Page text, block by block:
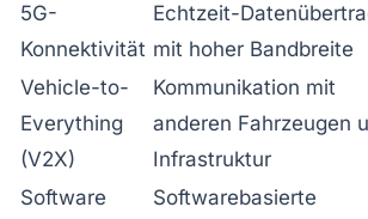
5G-
Konnektivität
Echtzeit-
mit hoher Bandbreite
Vehicle-to-
Everything
(V2X)
Kommunikation mit
anderen Fahrzeugen
Infrastruktur
Software
Softwarebasierte